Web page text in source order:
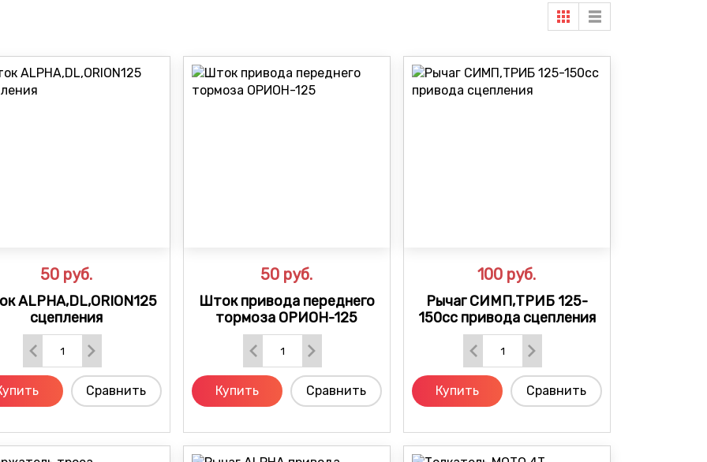
50 руб.
ALPHA,DL,ORION125
сцепления
Сравнить
50 руб.
Шток привода переднего
тормоза ОРИОН-125
Купить Сравнить
100 руб.
Рычаг СИМП,ТРИБ 125-
150cc привода сцепления
Купить Сравнить